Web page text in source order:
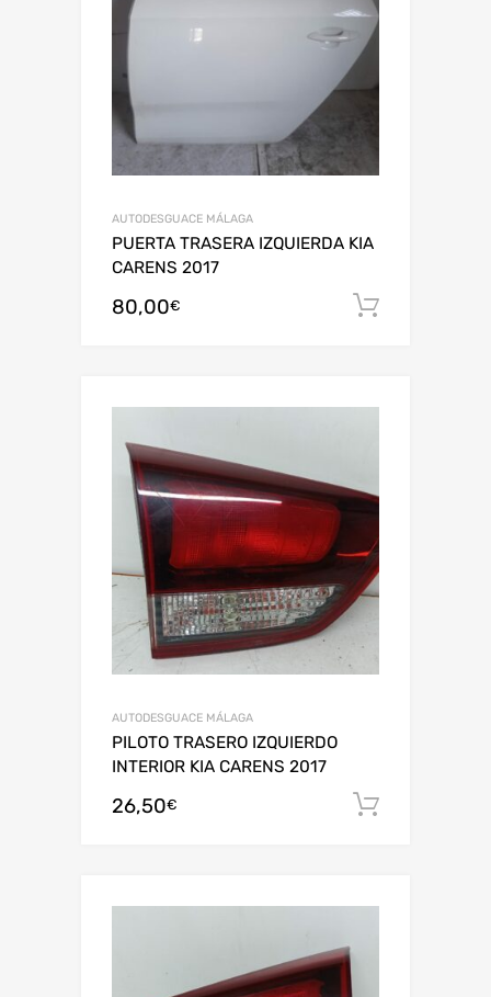
AUTODESGUACE MÁLAGA
PUERTA TRASERA IZQUIERDA KIA
CARENS 2017
80,00€
AUTODESGUACE MÁLAGA
PILOTO TRASERO IZQUIERDO
INTERIOR KIA CARENS 2017
26,50€